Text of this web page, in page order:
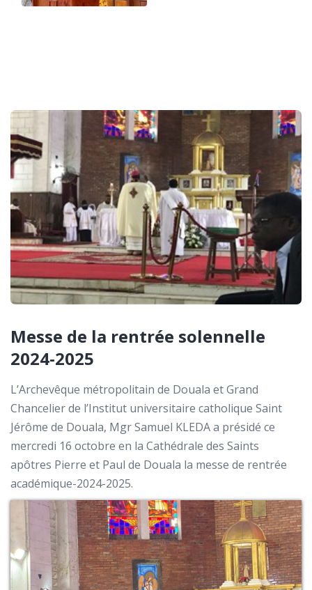
Messe de la rentrée solennelle
2024-2025
L’Archevêque métropolitain de Douala et Grand
Chancelier de l’Institut universitaire catholique Saint
Jérôme de Douala, Mgr Samuel KLEDA a présidé ce
mercredi 16 octobre en la Cathédrale des Saints
apôtres Pierre et Paul de Douala la messe de rentrée
académique-2024-2025.